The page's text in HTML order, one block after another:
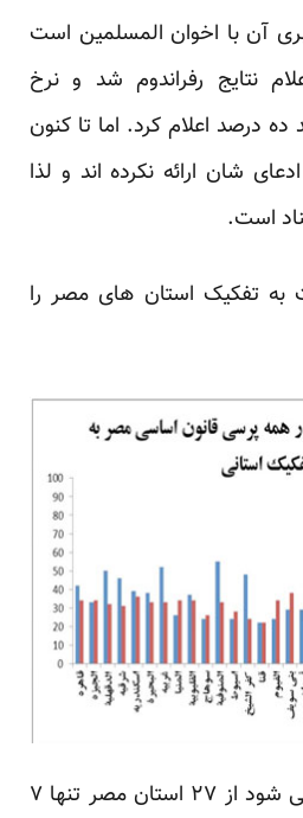
آن با اخوان المسلمین است
نتایج رفراندوم شد و نرخ
درصد اعلام کرد. اما تا کنون
شان ارائه نکرده اند و لذا
است.
به تفکیک استان های مصر را
همانگونه که مشاهده می شود از ۲۷ استان مصر تنها ۷